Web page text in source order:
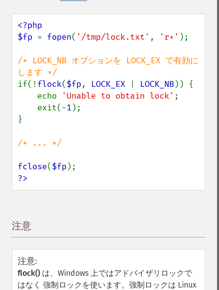
<?php
$fp = fopen( '/tmp/lock.txt' , 'r+' );
/* LOCK_NB オプションを LOCK_EX で有効に
if(!flock($fp, LOCK_EX LOCK_NB)) {
    echo
'Unable to obtain lock' ;
    exit(-
1 );
}
/* ... */
fclose($fp
?>
注意
注意:
flock() は、Windows 上ではアドバイザリロックで
はなく 強制ロックを使います。強制ロックは Linux